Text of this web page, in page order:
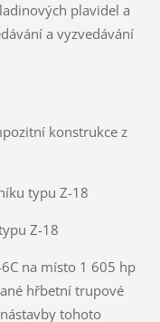
plavidel a
a vyzvedávání
konstrukce z
typu Z-18
Z-18
na místo 1 605 hp
hřbetní trupové
tohoto